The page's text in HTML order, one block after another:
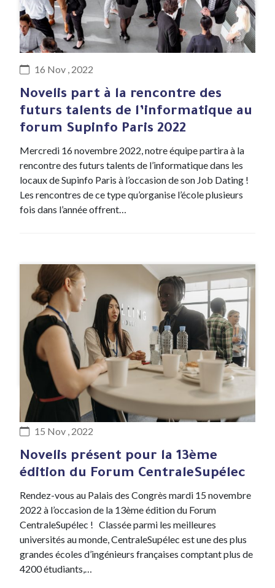
#Evenement
16 Nov , 2022
Novelis part à la rencontre des
futurs talents de l’informatique au
forum Supinfo Paris 2022
Mercredi 16 novembre 2022, notre équipe partira à la
rencontre des futurs talents de l’informatique dans les
locaux de Supinfo Paris à l’occasion de son Job Dating !
Les rencontres de ce type qu’organise l’école plusieurs
fois dans l’année offrent…
#Evenement
15 Nov , 2022
Novelis présent pour la 13ème
édition du Forum CentraleSupélec
Rendez-vous au Palais des Congrès mardi 15 novembre
2022 à l’occasion de la 13ème édition du Forum
CentraleSupélec ! Classée parmi les meilleures
universités au monde, CentraleSupélec est une des plus
grandes écoles d’ingénieurs françaises comptant plus de
4200 étudiants,…